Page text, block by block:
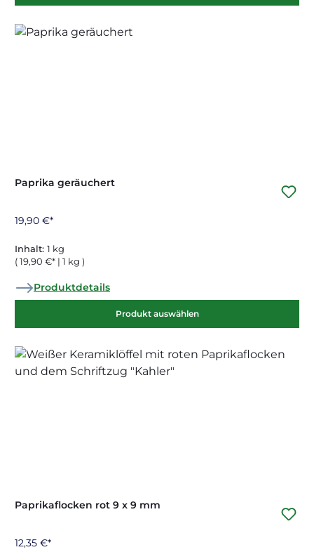
Paprika geräuchert
19,90 €*
Inhalt: 1 kg
( 19,90 €* | 1 kg )
Produktdetails
Produkt auswählen
Paprikaflocken rot 9 x 9 mm
12,35 €*